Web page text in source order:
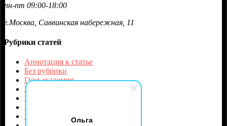
Ольга
пн-пт 09:00-18:00
г.Москва, Саввинская набережная, 11
Рубрики статей
Аннотация к статье
Без рубрики
Гугл академия
Защита
Идентификатор статьи и журнала
Научные журналы
Научные конференции